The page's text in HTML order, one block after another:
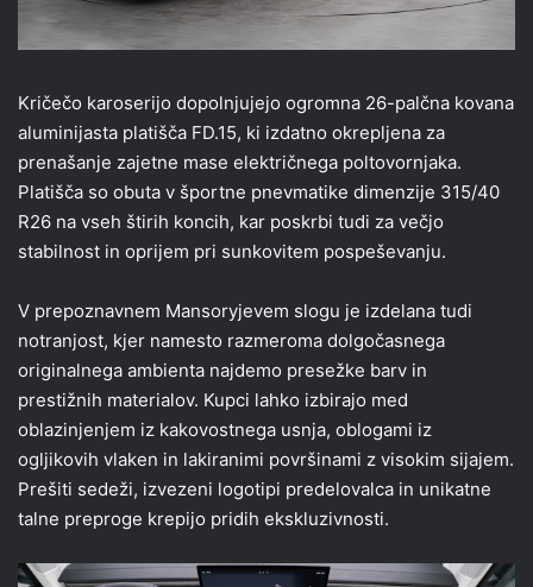
Kričečo karoserijo dopolnjujejo ogromna 26-palčna kovana
aluminijasta platišča FD.15, ki izdatno okrepljena za
prenašanje zajetne mase električnega poltovornjaka.
Platišča so obuta v športne pnevmatike dimenzije 315/40
R26 na vseh štirih koncih, kar poskrbi tudi za večjo
stabilnost in oprijem pri sunkovitem pospeševanju.
V prepoznavnem Mansoryjevem slogu je izdelana tudi
notranjost, kjer namesto razmeroma dolgočasnega
originalnega ambienta najdemo presežke barv in
prestižnih materialov. Kupci lahko izbirajo med
oblazinjenjem iz kakovostnega usnja, oblogami iz
ogljikovih vlaken in lakiranimi površinami z visokim sijajem.
Prešiti sedeži, izvezeni logotipi predelovalca in unikatne
talne preproge krepijo pridih ekskluzivnosti.